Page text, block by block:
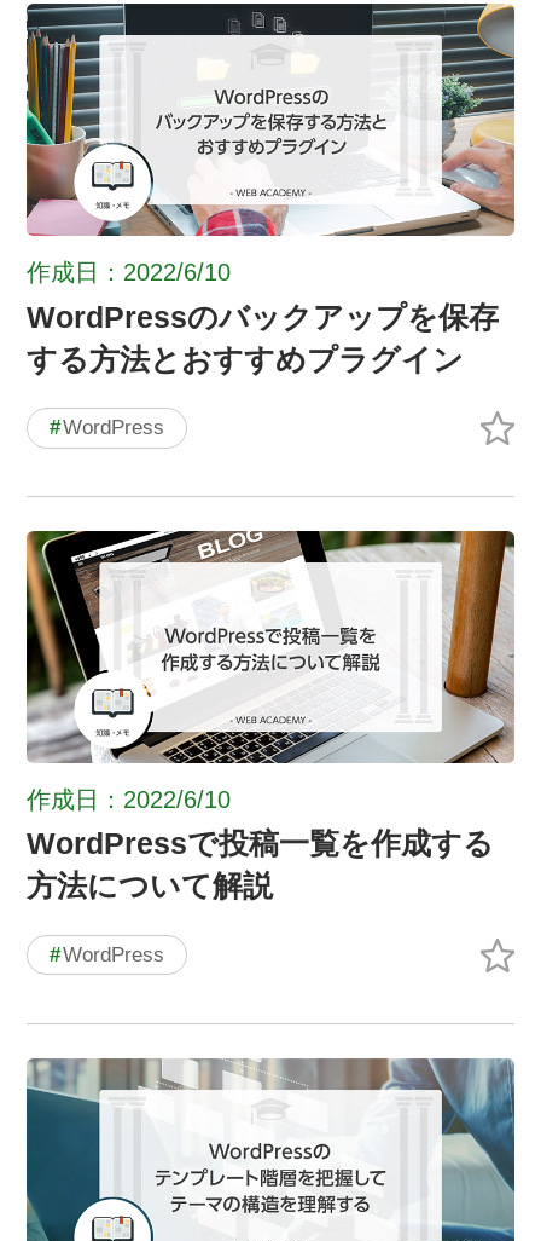
作成日：2022/6/10
WordPressのバックアップを保存
する方法とおすすめプラグイン
#WordPress
作成日：2022/6/10
WordPressで投稿一覧を作成する
方法について解説
#WordPress